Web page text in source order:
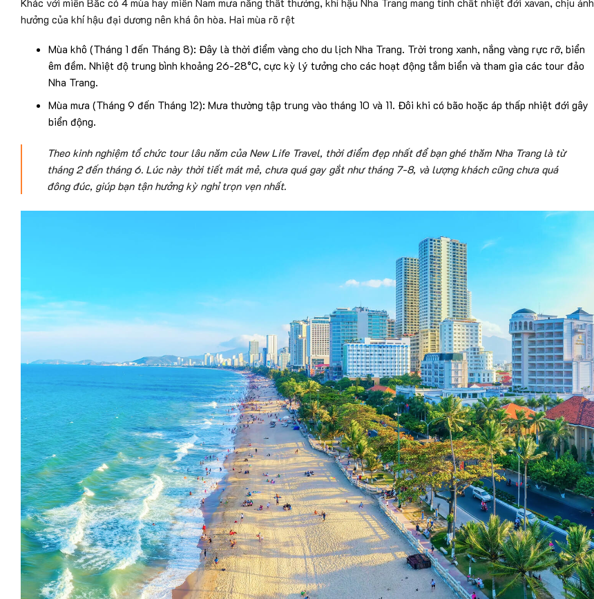
hưởng của khí hậu đại dương nên khá ôn hòa. Hai mùa rõ rệt
Mùa khô (Tháng 1 đến Tháng 8): Đây là thời điểm vàng cho du lịch Nha Trang. Trời trong xanh, nắng vàng rực rỡ, biển
êm đềm. Nhiệt độ trung bình khoảng 26-28°C, cực kỳ lý tưởng cho các hoạt động tắm biển và tham gia các tour đảo
Nha Trang.
Mùa mưa (Tháng 9 đến Tháng 12): Mưa thường tập trung vào tháng 10 và 11. Đôi khi có bão hoặc áp thấp nhiệt đới gây
biển động.
Theo kinh nghiệm tổ chức tour lâu năm của New Life Travel, thời điểm đẹp nhất để bạn ghé thăm Nha Trang là từ
tháng 2 đến tháng 6. Lúc này thời tiết mát mẻ, chưa quá gay gắt như tháng 7-8, và lượng khách cũng chưa quá
đông đúc, giúp bạn tận hưởng kỳ nghỉ trọn vẹn nhất.